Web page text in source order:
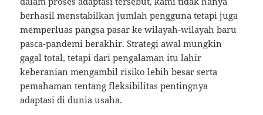
berhasil menstabilkan jumlah pengguna tetapi juga
memperluas pangsa pasar ke wilayah-wilayah baru
pasca-pandemi berakhir. Strategi awal mungkin
gagal total, tetapi dari pengalaman itu lahir
keberanian mengambil risiko lebih besar serta
pemahaman tentang fleksibilitas pentingnya
adaptasi di dunia usaha.